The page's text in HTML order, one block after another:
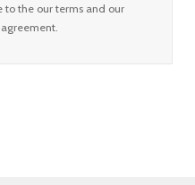
to the our terms and our